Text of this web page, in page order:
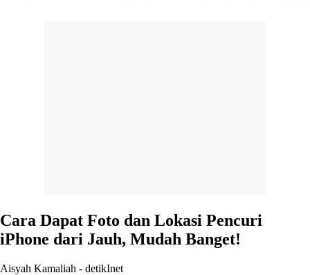
Cara Dapat Foto dan Lokasi Pencuri
iPhone dari Jauh, Mudah Banget!
Aisyah Kamaliah - detikInet